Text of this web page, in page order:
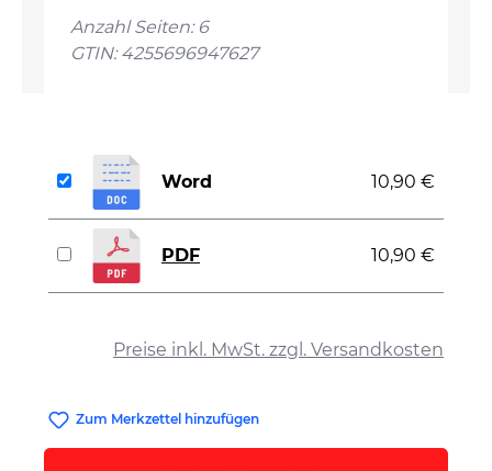
Anzahl Seiten: 6
GTIN: 4255696947627
Preise inkl. MwSt. zzgl. Versandkosten
Word 10,90 €
PDF 10,90 €
Zum Merkzettel hinzufügen